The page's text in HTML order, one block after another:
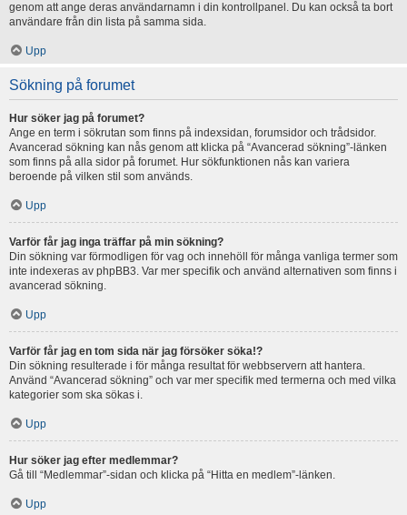
genom att ange deras användarnamn i din kontrollpanel. Du kan också ta bort
användare från din lista på samma sida.
Upp
Sökning på forumet
Hur söker jag på forumet?
Ange en term i sökrutan som finns på indexsidan, forumsidor och trådsidor.
Avancerad sökning kan nås genom att klicka på “Avancerad sökning”-länken
som finns på alla sidor på forumet. Hur sökfunktionen nås kan variera
beroende på vilken stil som används.
Upp
Varför får jag inga träffar på min sökning?
Din sökning var förmodligen för vag och innehöll för många vanliga termer som
inte indexeras av phpBB3. Var mer specifik och använd alternativen som finns i
avancerad sökning.
Upp
Varför får jag en tom sida när jag försöker söka!?
Din sökning resulterade i för många resultat för webbservern att hantera.
Använd “Avancerad sökning” och var mer specifik med termerna och med vilka
kategorier som ska sökas i.
Upp
Hur söker jag efter medlemmar?
Gå till “Medlemmar”-sidan och klicka på “Hitta en medlem”-länken.
Upp